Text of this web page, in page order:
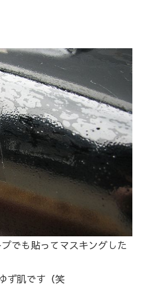
でも貼ってマスキングした
ず肌です（笑